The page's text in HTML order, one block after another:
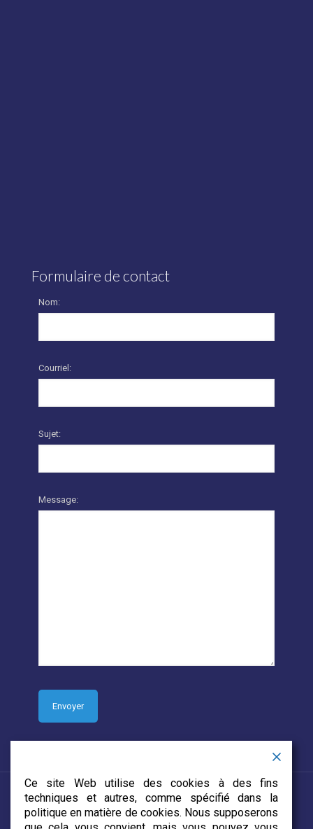
Formulaire de contact
Nom:
Courriel:
Sujet:
Message:
Ce site Web utilise des cookies à des fins
techniques et autres, comme spécifié dans la
politique en matière de cookies. Nous supposerons